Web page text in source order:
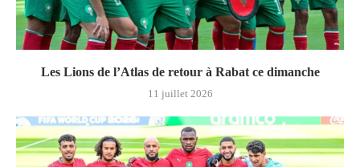
Les Lions de l’Atlas de retour à Rabat ce dimanche
11 juillet 2026